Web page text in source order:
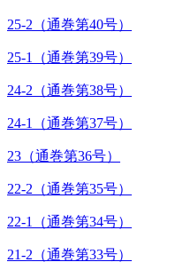
25-2（通巻第40号）
25-1（通巻第39号）
24-2（通巻第38号）
24-1（通巻第37号）
23（通巻第36号）
22-2（通巻第35号）
22-1（通巻第34号）
21-2（通巻第33号）